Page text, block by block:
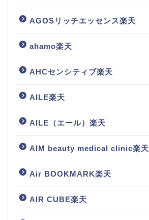
AGOSリッチエッセンス楽天
ahamo楽天
AHCセンシティブ楽天
AILE楽天
AILE（エール）楽天
AIM beauty medical clinic楽天
Air BOOKMARK楽天
AIR CUBE楽天